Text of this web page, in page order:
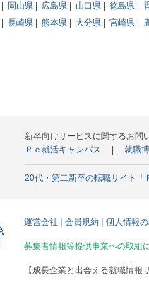
岡山県 広島県 山口県 徳島県
長崎県 熊本県 大分県 宮崎県
新卒向けサービスに関するお問
Ｒｅ就活キャンパス
就職博
20代・第二新卒の転職サイト「
運営会社 会員規約 個人情報
募集者情報等提供事業への取組
【成長企業と出会える就職情報